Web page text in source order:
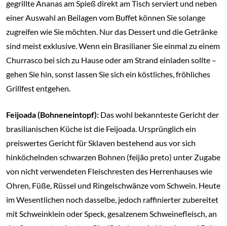
gegrillte Ananas am Spieß direkt am Tisch serviert und neben
einer Auswahl an Beilagen vom Buffet können Sie solange
zugreifen wie Sie möchten. Nur das Dessert und die Getränke
sind meist exklusive. Wenn ein Brasilianer Sie einmal zu einem
Churrasco bei sich zu Hause oder am Strand einladen sollte –
gehen Sie hin, sonst lassen Sie sich ein köstliches, fröhliches
Grillfest entgehen.
Feijoada (Bohneneintopf): Das wohl bekannteste Gericht der
brasilianischen Küche ist die Feijoada. Ursprünglich ein
preiswertes Gericht für Sklaven bestehend aus vor sich
hinköchelnden schwarzen Bohnen (feijão preto) unter Zugabe
von nicht verwendeten Fleischresten des Herrenhauses wie
Ohren, Füße, Rüssel und Ringelschwänze vom Schwein. Heute
im Wesentlichen noch dasselbe, jedoch raffinierter zubereitet
mit Schweinklein oder Speck, gesalzenem Schweinefleisch, an